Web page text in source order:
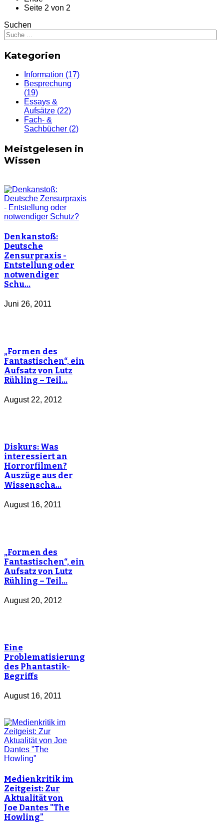
Seite 2 von 2
Suchen
Kategorien
Information (17)
Besprechung
(19)
Essays &
Aufsätze (22)
Fach- &
Sachbücher (2)
Meistgelesen in
Wissen
Denkanstoß:
Deutsche
Zensurpraxis -
Entstellung oder
notwendiger
Schu…
Juni 26, 2011
„Formen des
Fantastischen“, ein
Aufsatz von Lutz
Rühling – Teil…
August 22, 2012
Diskurs: Was
interessiert an
Horrorfilmen?
Auszüge aus der
Wissenscha…
August 16, 2011
„Formen des
Fantastischen“, ein
Aufsatz von Lutz
Rühling – Teil…
August 20, 2012
Eine
Problematisierung
des Phantastik-
Begriffs
August 16, 2011
Medienkritik im
Zeitgeist: Zur
Aktualität von
Joe Dantes "The
Howling"